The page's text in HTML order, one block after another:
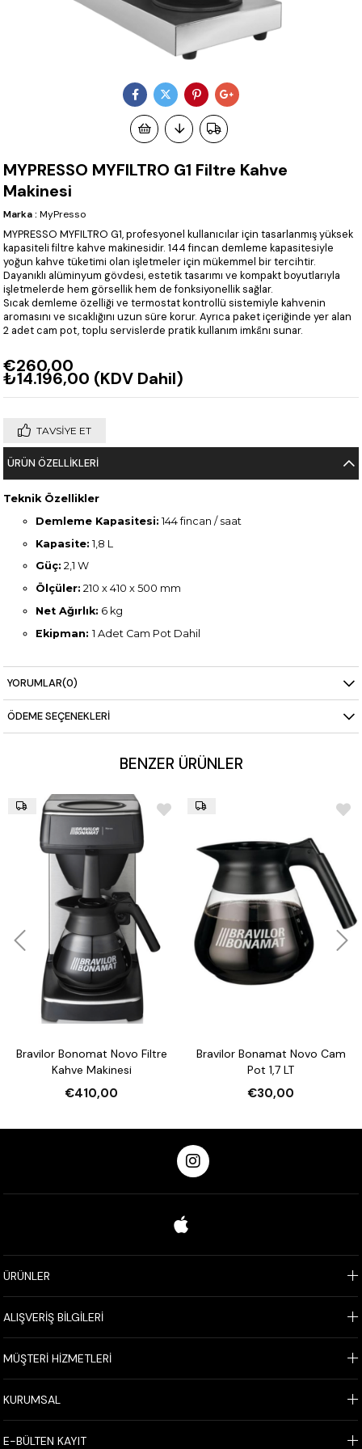
MYPRESSO MYFILTRO G1 Filtre Kahve
Makinesi
Marka : MyPresso
MYPRESSO MYFILTRO G1, profesyonel kullanıcılar için tasarlanmış yüksek
kapasiteli filtre kahve makinesidir. 144 fincan demleme kapasitesiyle
yoğun kahve tüketimi olan işletmeler için mükemmel bir tercihtir.
Dayanıklı alüminyum gövdesi, estetik tasarımı ve kompakt boyutlarıyla
işletmelerde hem görsellik hem de fonksiyonellik sağlar.
Sıcak demleme özelliği ve termostat kontrollü sistemiyle kahvenin
aromasını ve sıcaklığını uzun süre korur. Ayrıca paket içeriğinde yer alan
2 adet cam pot, toplu servislerde pratik kullanım imkânı sunar.
€260,00
₺14.196,00 (KDV Dahil)
TAVSIYE ET
ÜRÜN ÖZELLIKLERI
Teknik Özellikler
Demleme Kapasitesi: 144 fincan / saat
Kapasite: 1,8 L
Güç: 2,1 W
Ölçüler: 210 x 410 x 500 mm
Net Ağırlık: 6 kg
Ekipman:1 Adet Cam Pot Dahil
YORUMLAR(0)
ÖDEME SEÇENEKLERI
BENZER ÜRÜNLER
Bravilor Bonomat Novo Filtre
Kahve Makinesi
€410,00
Bravilor Bonamat Novo Cam
Pot 1,7 LT
€30,00
ÜRÜNLER
ALIŞVERİŞ BİLGİLERİ
MÜŞTERİ HİZMETLERİ
KURUMSAL
E-BÜLTEN KAYIT